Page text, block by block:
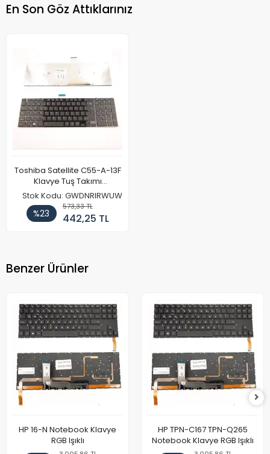
En Son Göz Attıklarınız
Toshiba Satellite C55-A-13F
Klavye Tuş Takımı
(Çerçeveli)
Stok Kodu: GWDNRIRWUW
%23
573,33 TL
442,25 TL
Benzer Ürünler
HP 16-N Notebook Klavye
RGB Işıklı
HP TPN-C167 TPN-Q265
Notebook Klavye RGB Işıklı